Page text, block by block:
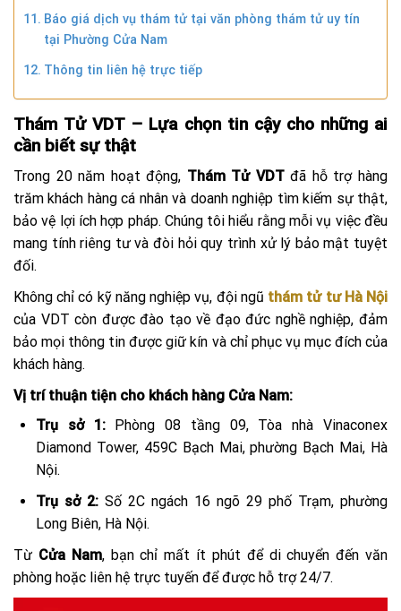
Báo giá dịch vụ thám tử tại văn phòng thám tử uy tín
tại Phường Cửa Nam
Thông tin liên hệ trực tiếp
Thám Tử VDT – Lựa chọn tin cậy cho những ai
cần biết sự thật
Trong 20 năm hoạt động, Thám Tử VDTđã hỗ trợ hàng
trăm khách hàng cá nhân và doanh nghiệp tìm kiếm sự thật,
bảo vệ lợi ích hợp pháp. Chúng tôi hiểu rằng mỗi vụ việc đều
mang tính riêng tư và đòi hỏi quy trình xử lý bảo mật tuyệt
đối.
Không chỉ có kỹ năng nghiệp vụ, đội ngũ thám tử tư Hà Nội
của VDT còn được đào tạo về đạo đức nghề nghiệp, đảm
bảo mọi thông tin được giữ kín và chỉ phục vụ mục đích của
khách hàng.
Vị trí thuận tiện cho khách hàng Cửa Nam:
Trụ sở 1:Phòng 08 tầng 09, Tòa nhà Vinaconex
Diamond Tower, 459C Bạch Mai, phường Bạch Mai, Hà
Nội.
Trụ sở 2: Số 2C ngách 16 ngõ 29 phố Trạm, phường
Long Biên, Hà Nội.
Từ Cửa Nam, bạn chỉ mất ít phút để di chuyển đến văn
phòng hoặc liên hệ trực tuyến để được hỗ trợ 24/7.